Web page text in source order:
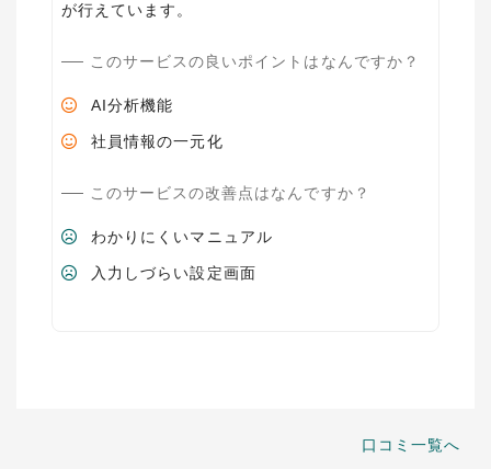
が行えています。
このサービスの良いポイントはなんですか？
AI分析機能
社員情報の一元化
このサービスの改善点はなんですか？
わかりにくいマニュアル
入力しづらい設定画面
口コミ一覧へ